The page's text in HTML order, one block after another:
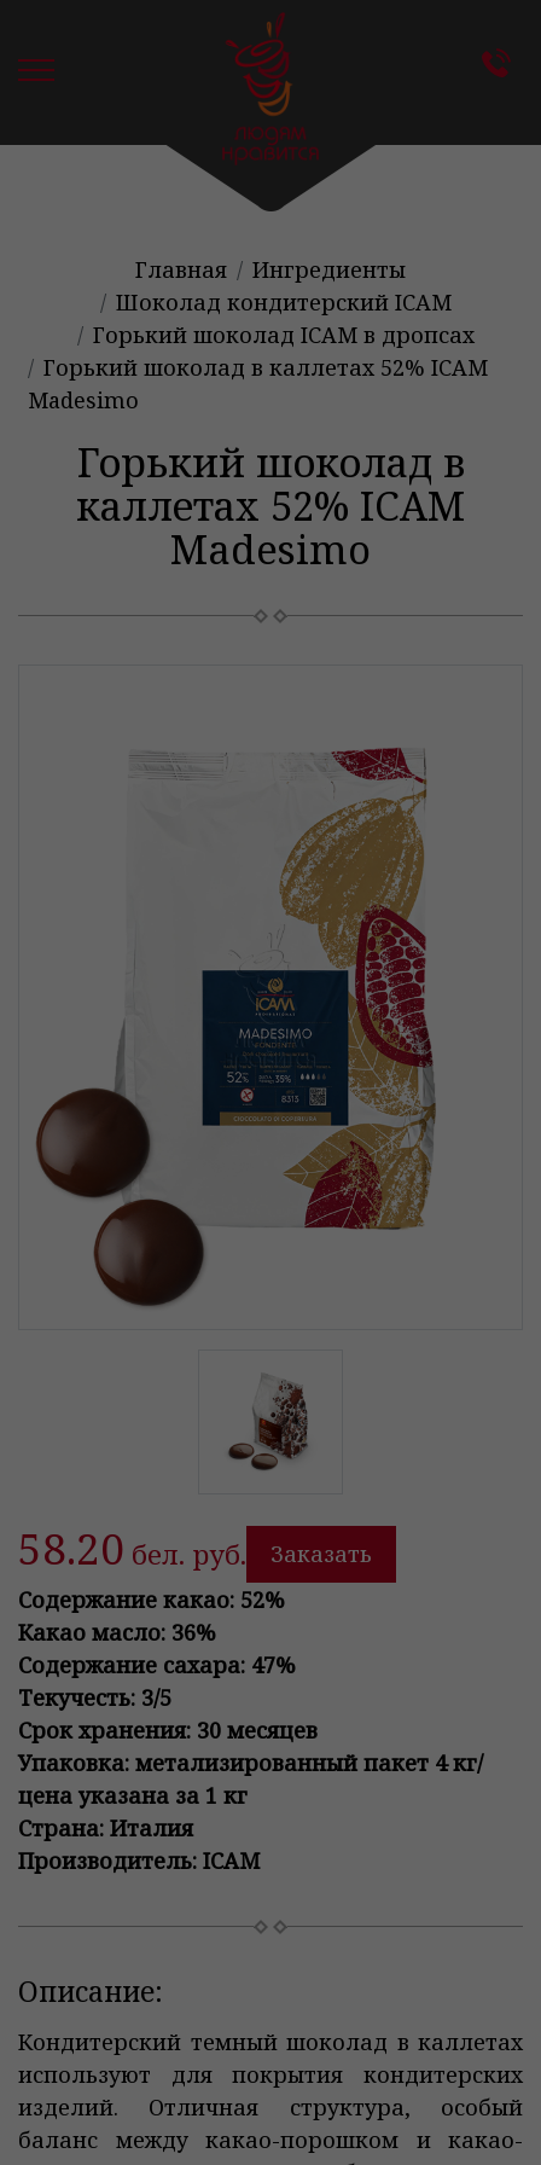
Главная
Ингредиенты
Шоколад кондитерский ICAM
Горький шоколад ICAM в дропсах
Горький шоколад в каллетах 52% ICAM
Madesimo
Горький шоколад в
каллетах 52% ICAM
Madesimo
58.20 бел. руб.
Заказать
Содержание какао: 52%
Какао масло: 36%
Содержание сахара: 47%
Текучесть: 3/5
Срок хранения: 30 месяцев
Упаковка: метализированный пакет 4 кг/
цена указана за 1 кг
Страна: Италия
Производитель: ICAM
Описание:
Кондитерский темный шоколад в каллетах
используют для покрытия кондитерских
изделий. Отличная структура, особый
баланс между какао-порошком и какао-